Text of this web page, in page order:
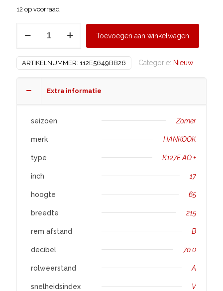
12 op voorraad
K127E
aantal
Toevoegen aan winkelwagen
ARTIKELNUMMER: 112E5649BB26 Categorie: Nieuw
Extra informatie
seizoen Zomer
merk HANKOOK
type K127E AO +
inch 17
hoogte 65
breedte 215
rem afstand B
decibel 70.0
rolweerstand A
snelheidsindex V